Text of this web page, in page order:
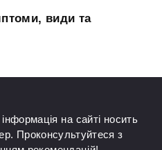
види та
на сайті носить
Проконсультуйтеся з